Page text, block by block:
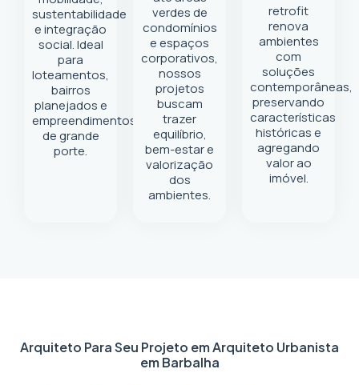
sustentabilidade
e integração
social. Ideal
para
loteamentos,
bairros
planejados e
empreendimentos
de grande
porte.
verdes de
condomínios
e espaços
corporativos,
nossos
projetos
buscam
trazer
equilíbrio,
bem-estar e
valorização
dos
ambientes.
retrofit
renova
ambientes
com
soluções
contemporâneas,
preservando
características
históricas e
agregando
valor ao
imóvel.
Arquiteto Para Seu Projeto emArquiteto Urbanista
em Barbalha